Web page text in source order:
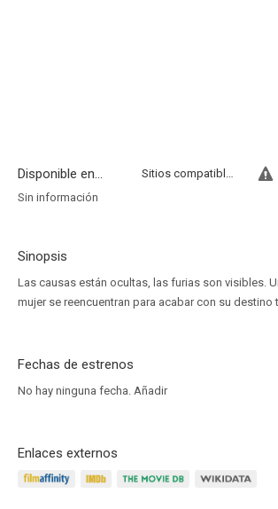
Disponible en...
Sitios compatibles
Sin información
Sinopsis
Las causas están ocultas, las furias son visibles.
mujer se reencuentran para acabar con su destino
Fechas de estrenos
No hay ninguna fecha. Añadir
Enlaces externos